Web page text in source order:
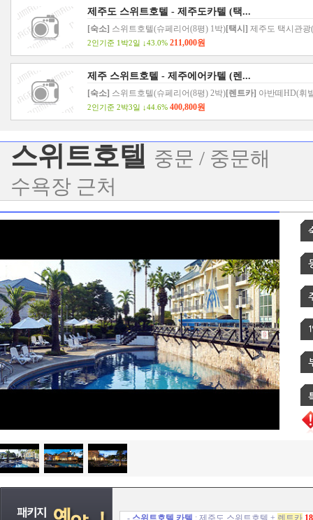
제주도 스위트호텔 - 제주도카텔 (택...
[숙소] 스위트호텔(슈페리어(8평) 1박)[택시] 제주도 택시관광
2인기준 1박2일 ↓ 43.0% 211,000원
제주 스위트호텔 - 제주에어카텔 (렌...
[숙소] 스위트호텔(슈페리어(8평) 2박)[렌트카] 아반떼HD(휘
2인기준 2박3일 ↓ 44.6% 400,800원
스위트호텔 중문 / 중문해
수욕장 근처
- 스위트호텔 카텔 : 제주도 스위트호텔 + 렌트카